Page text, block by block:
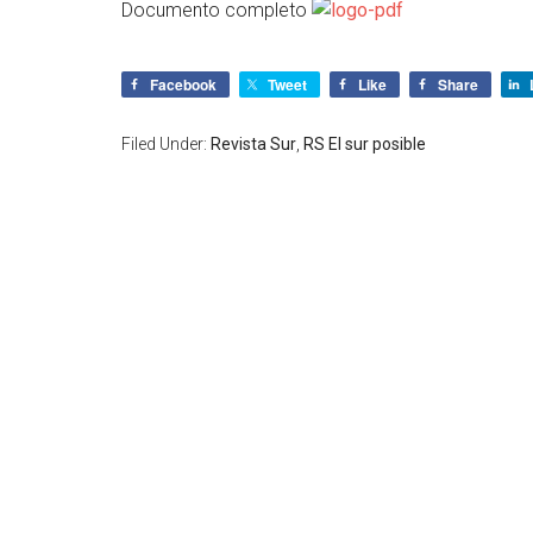
Documento completo
Facebook Tweet Like Share
Filed Under: Revista Sur RS El sur posible